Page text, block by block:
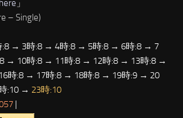
」
– Single)
→ 3時:8 → 4時:8 → 5時:8 → 6時:8 → 7
→ 10時:8 → 11時:8 → 12時:8 → 13時:8 →
時:8 → 17時:8 → 18時:8 → 19時:9 → 20
:10 → 23時:10
|